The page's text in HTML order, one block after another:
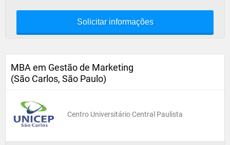
Solicitar informações
MBA em Gestão de Marketing
(São Carlos, São Paulo)
Centro Universitário Central Paulista